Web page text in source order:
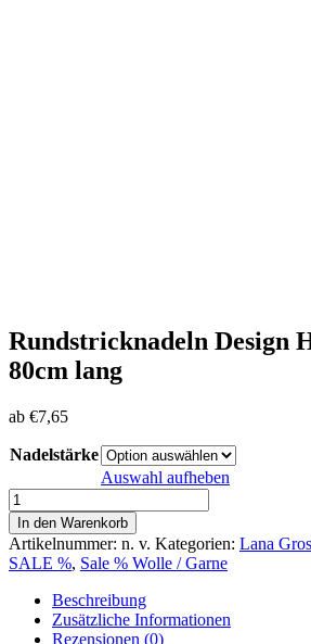
Rundstricknadeln Design
80cm lang
ab €7,65
Nadelstärke
Auswahl aufheben
Rundstricknadeln
Design
Holz
Multicolor
80cm
lang
Menge
In den Warenkorb
Artikelnummer: n. v. Kategorien: Lana
SALE %, Sale % Wolle / Garne
Beschreibung
Zusätzliche Informationen
Rezensionen (0)